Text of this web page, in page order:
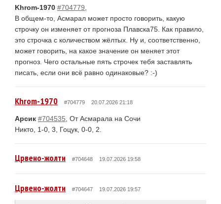
Khrom-1970 #704779
В общем-то, Асмарал может просто говорить, какую
строчку он изменяет от прогноза Плавска75. Как правило,
это строчка с количеством жёлтых. Ну и, соответственно,
может говорить, на какое значение он меняет этот
прогноз. Чего остальные пять строчек тебя заставлять
писать, если они всё равно одинаковые? :-)
Khrom-1970 #704779 20.07.2026 21:18
Арсик #704535 , От Асмарала на Сочи
Никто, 1-0, 3, Гоцук, 0-0, 2.
Црвено-жолти #704648 19.07.2026 19:58
Црвено-жолти #704647 19.07.2026 19:57